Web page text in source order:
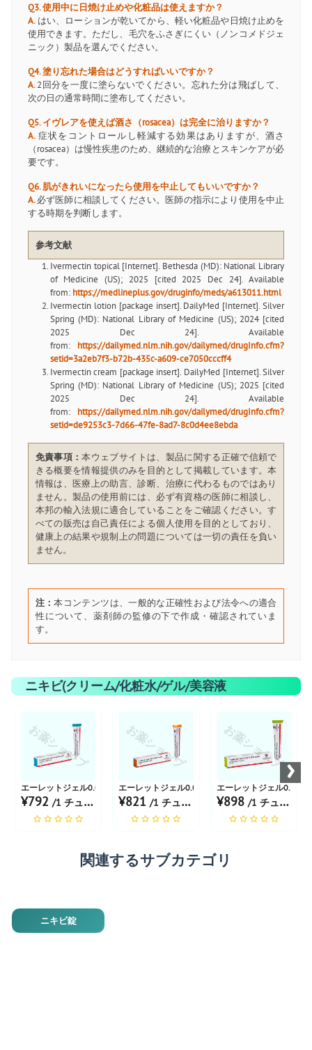
Q3. 使用中に日焼け止めや化粧品は使えますか？
A. はい、ローションが乾いてから、軽い化粧品や日焼け止めを
使用できます。ただし、毛穴をふさぎにくい（ノンコメドジェ
ニック）製品を選んでください。
Q4. 塗り忘れた場合はどうすればいいですか？
A.2回分を一度に塗らないでください。忘れた分は飛ばして、
次の日の通常時間に塗布してください。
Q5. イヴレアを使えば酒さ（rosacea）は完全に治りますか？
A.症状をコントロールし軽減する効果はありますが、酒さ
（rosacea）は慢性疾患のため、継続的な治療とスキンケアが必
要です。
Q6. 肌がきれいになったら使用を中止してもいいですか？
A.必ず医師に相談してください。医師の指示により使用を中止
する時期を判断します。
参考文献
Ivermectin topical [Internet]. Bethesda (MD): National Library
of Medicine (US); 2025 [cited 2025 Dec 24]. Available
from: https://medlineplus.gov/druginfo/meds/a613011.html
Ivermectin lotion [package insert]. DailyMed [Internet]. Silver
Spring (MD): National Library of Medicine (US); 2024 [cited
2025 Dec 24]. Available
from: https://dailymed.nlm.nih.gov/dailymed/drugInfo.cfm?
setid=3a2eb7f3-b72b-435c-a609-ce7050cccff4
Ivermectin cream [package insert]. DailyMed [Internet]. Silver
Spring (MD): National Library of Medicine (US); 2025 [cited
2025 Dec 24]. Available
from:
https://dailymed.nlm.nih.gov/dailymed/drugInfo.cfm?
setid=de9253c3-7d66-47fe-8ad7-8c0d4ee8ebda
免責事項：本ウェブサイトは、製品に関する正確で信頼で
きる概要を情報提供のみを目的として掲載しています。本
情報は、医療上の助言、診断、治療に代わるものではあり
ません。製品の使用前には、必ず有資格の医師に相談し、
本邦の輸入法規に適合していることをご確認ください。す
べての販売は自己責任による個人使用を目的としており、
健康上の結果や規制上の問題については一切の責任を負い
ません。
注：本コンテンツは、一般的な正確性および法令への適合
性について、薬剤師の監修の下で作成・確認されていま
す。
ニキビ(クリーム/化粧水/ゲル/美容液
お薬ショップ
エーレットジェル0.025%
¥792 /1 チューブ あたり
お薬ショップ
エーレットジェル0.05% 20g
¥821/1 チューブ あたり
お薬ショップ
エーレットジェル0.1%
¥898 /1 チューブ あたり
›
関連するサブカテゴリ
ニキビ錠